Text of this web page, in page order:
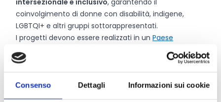
Consenso Dettagli Informazioni sui cookie
intersezionale e inclusivo, garantendo il
coinvolgimento di donne con disabilità, indigene,
LGBTQI+ e altri gruppi sottorappresentati.
I progetti devono essere realizzati in un Paese
ammissibile agli aiuti pubblici allo sviluppo (ODA).
Durata dei progetti:
Chi può partecipare